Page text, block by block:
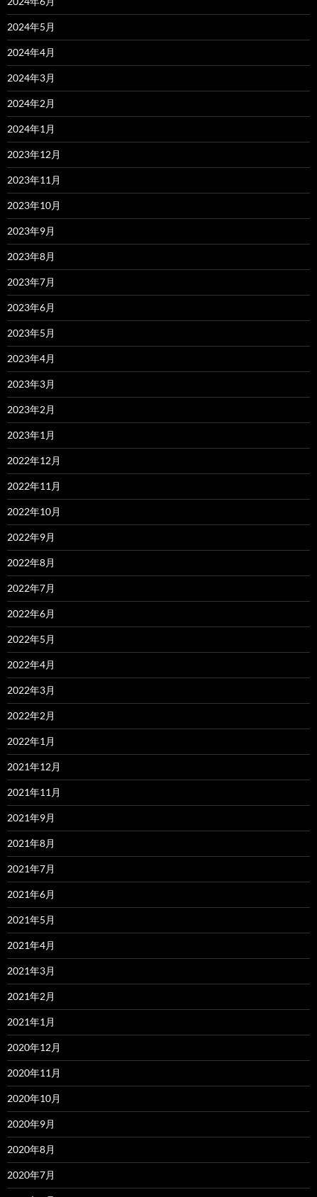
2024年5月
2024年4月
2024年3月
2024年2月
2024年1月
2023年12月
2023年11月
2023年10月
2023年9月
2023年8月
2023年7月
2023年6月
2023年5月
2023年4月
2023年3月
2023年2月
2023年1月
2022年12月
2022年11月
2022年10月
2022年9月
2022年8月
2022年7月
2022年6月
2022年5月
2022年4月
2022年3月
2022年2月
2022年1月
2021年12月
2021年11月
2021年9月
2021年8月
2021年7月
2021年6月
2021年5月
2021年4月
2021年3月
2021年2月
2021年1月
2020年12月
2020年11月
2020年10月
2020年9月
2020年8月
2020年7月